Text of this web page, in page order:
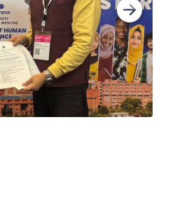
робіт (послуг)